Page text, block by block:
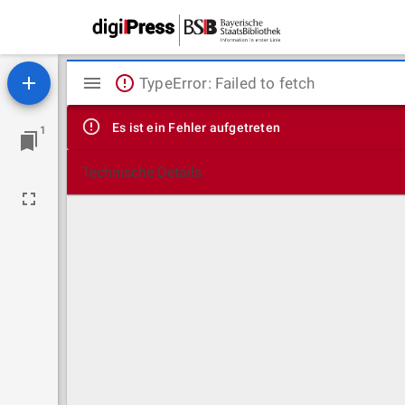
1
Mirador
Viewer
TypeError: Failed to fetch
Es ist ein Fehler aufgetreten
Technische Details